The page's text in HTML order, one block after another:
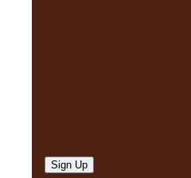
Sign Up